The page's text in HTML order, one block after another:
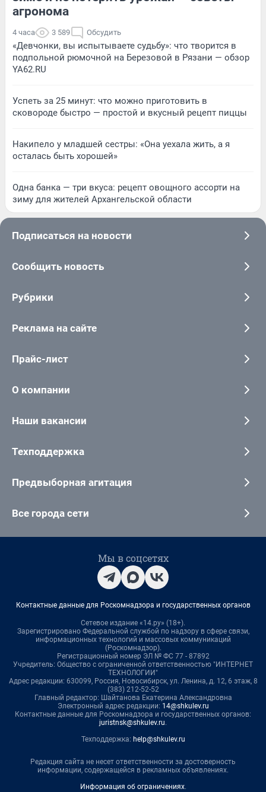
агронома
4 часа 3 589 Обсудить
«Девчонки, вы испытываете судьбу»: что творится в
подпольной рюмочной на Березовой в Рязани — обзор
YA62.RU
Успеть за 25 минут: что можно приготовить в
сковороде быстро — простой и вкусный рецепт пиццы
Накипело у младшей сестры: «Она уехала жить, а я
осталась быть хорошей»
Одна банка — три вкуса: рецепт овощного ассорти на
зиму для жителей Архангельской области
Подписаться на новости
Сообщить новость
Рубрики
Реклама на сайте
Прайс-лист
О компании
Наши вакансии
Техподдержка
Предвыборная агитация
Все города сети
Мы в соцсетях
Контактные данные для Роскомнадзора и государственных органов
Сетевое издание «14.ру» (18+).
Зарегистрировано Федеральной службой по надзору в сфере связи,
информационных технологий и массовых коммуникаций
(Роскомнадзор).
Регистрационный номер ЭЛ № ФС 77 - 87892
Учредитель: Общество с ограниченной ответственностью "ИНТЕРНЕТ
ТЕХНОЛОГИИ"
Адрес редакции: 630099, Россия, Новосибирск, ул. Ленина, д. 12, 6 этаж, 8
(383) 212-52-52
Главный редактор: Шайтанова Екатерина Александровна
Электронный адрес редакции: 14@shkulev.ru
Контактные данные для Роскомнадзора и государственных органов:
juristnsk@shkulev.ru.
Техподдержка: help@shkulev.ru
Редакция сайта не несет ответственности за достоверность
информации, содержащейся в рекламных объявлениях.
Информация об ограничениях.